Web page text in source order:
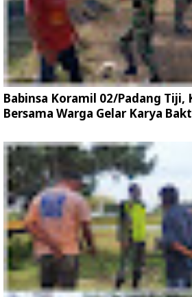
Babinsa Koramil 02/Padang Tiji,
Bersama Warga Gelar Karya